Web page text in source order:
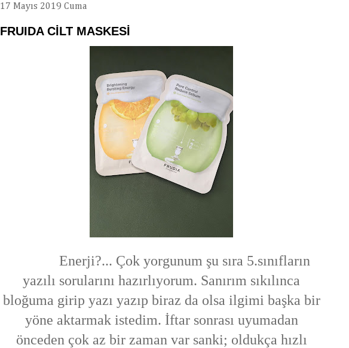
17 Mayıs 2019 Cuma
FRUIDA CİLT MASKESİ
Enerji?... Çok yorgunum şu sıra 5.sınıfların
yazılı sorularını hazırlıyorum. Sanırım sıkılınca
bloğuma girip yazı yazıp biraz da olsa ilgimi başka bir
yöne aktarmak istedim. İftar sonrası uyumadan
önceden çok az bir zaman var sanki; oldukça hızlı